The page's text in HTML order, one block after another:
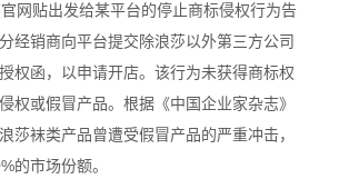
网贴出发给某平台的停止商标侵权行为告
经销商向平台提交除浪莎以外第三方公司
权函，以申请开店。该行为未获得商标权
权或假冒产品。根据《中国企业家杂志》
莎袜类产品曾遭受假冒产品的严重冲击，
的市场份额。